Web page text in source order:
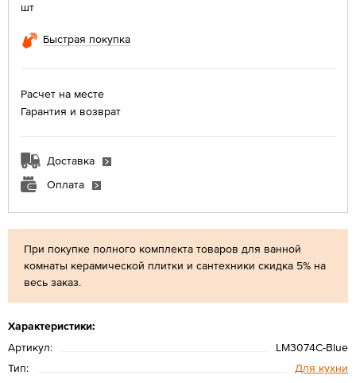
При покупке полного комплекта товаров для ванной
комнаты керамической плитки и сантехники скидка 5% на
весь заказ.
Характеристики:
Артикул:
LM3074C-Blue
Тип:
Для кухни
шт
Быстрая покупка
Расчет на месте
Гарантия и возврат
Доставка
Оплата